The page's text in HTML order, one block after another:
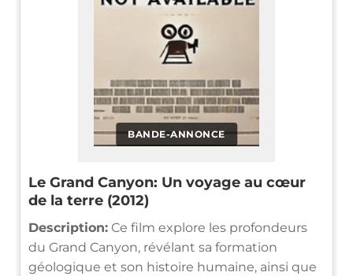
BANDE-ANNONCE
Le Grand Canyon: Un voyage au cœur
de la terre (2012)
Description: Ce film explore les profondeurs
du Grand Canyon, révélant sa formation
géologique et son histoire humaine, ainsi que